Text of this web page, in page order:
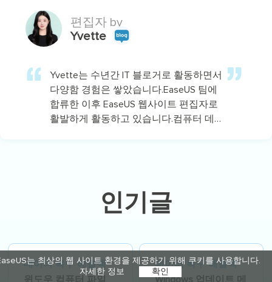
는 최상의 웹 사이트 환경을 제공하기 위해 쿠키를 사용합니다.
자세한 정보
확인
편집자 by
Yvette
Yvette는 수년간 IT 블로거로 활동하면서
다양함 경험은 쌓았습니다.EaseUS 팀에
합류한 이후 EaseUS 웹사이트 편집자로
활발하게 활동하고 있습니다.컴퓨터 데
인기글
데이터 복구 해결책
윈도우 컴퓨터 파일
데이터 복구 해결책
Windows 업데이트 메